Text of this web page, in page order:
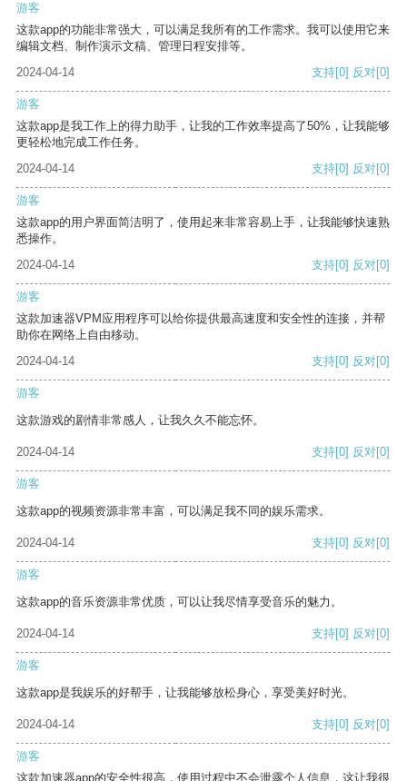
游客
这款app的功能非常强大，可以满足我所有的工作需求。我可以使用它来
编辑文档、制作演示文稿、管理日程安排等。
2024-04-14
支持[0] 反对[0]
游客
这款app是我工作上的得力助手，让我的工作效率提高了50%，让我能够
更轻松地完成工作任务。
2024-04-14
支持[0] 反对[0]
游客
这款app的用户界面简洁明了，使用起来非常容易上手，让我能够快速熟
悉操作。
2024-04-14
支持[0] 反对[0]
游客
这款加速器VPM应用程序可以给你提供最高速度和安全性的连接，并帮
助你在网络上自由移动。
2024-04-14
支持[0] 反对[0]
游客
这款游戏的剧情非常感人，让我久久不能忘怀。
2024-04-14 支持[0] 反对[0]
游客
这款app的视频资源非常丰富，可以满足我不同的娱乐需求。
2024-04-14 支持[0] 反对[0]
游客
这款app的音乐资源非常优质，可以让我尽情享受音乐的魅力。
2024-04-14 支持[0] 反对[0]
游客
这款app是我娱乐的好帮手，让我能够放松身心，享受美好时光。
2024-04-14 支持[0] 反对[0]
游客
这款加速器app的安全性很高，使用过程中不会泄露个人信息，这让我很